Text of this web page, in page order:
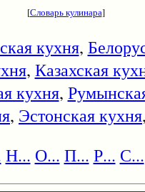
[Словарь кулинара]
кухня,
, Казахская
кухня,
, Эстонская кухня,
Н... О... П... Р... С...